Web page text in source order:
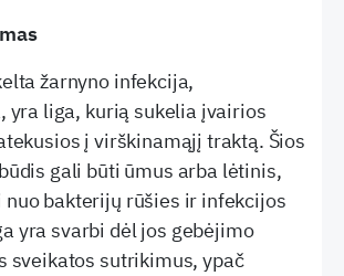
žarnyno infekcija,
yra liga, kurią sukelia įvairios
į virškinamąjį traktą. Šios
gali būti ūmus arba lėtinis,
bakterijų rūšies ir infekcijos
yra svarbi dėl jos gebėjimo
sveikatos sutrikimus, ypač